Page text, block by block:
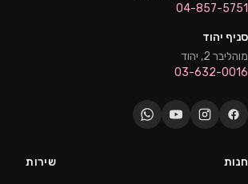
04-857-5751
סניף יהוד
מוהליבר 2, יהוד
03-632-0016
חנות שירות